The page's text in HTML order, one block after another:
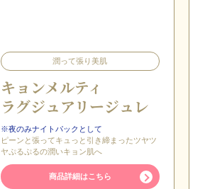
潤って張り美肌
キョンメルティ
ラグジュアリージュレ
※夜のみナイトパックとして
ピーンと張ってキュっと引き締まったツヤツ
ヤぷるぷるの潤いキョン肌へ
商品詳細はこちら